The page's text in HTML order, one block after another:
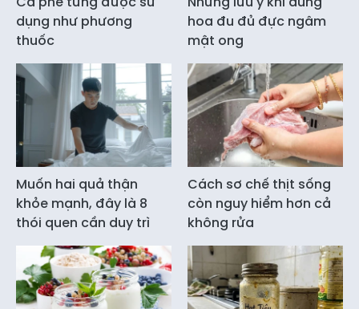
dụng như phương
thuốc
hoa đu đủ đực ngâm
mật ong
Muốn hai quả thận
khỏe mạnh, đây là 8
thói quen cần duy trì
Cách sơ chế thịt sống
còn nguy hiểm hơn cả
không rửa